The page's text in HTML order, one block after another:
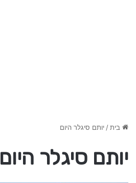
בית/יותם סיגלר היום
יותם סיגלר היום